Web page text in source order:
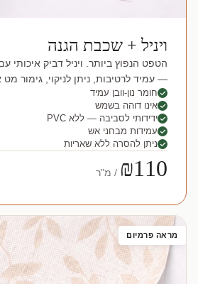
ויניל + שכבת הגנה
הטפט הנפוץ ביותר. ויניל דביק איכותי
— עמיד לרטיבות, ניתן לניקוי, גימור מט
חומר נון-וובן עמיד
אינו דוהה בשמש
ידידותי לסביבה — ללא PVC
עמידות מבחני אש
ניתן להסרה ללא שאריות
₪110 / מ"ר
מראה פרמיום